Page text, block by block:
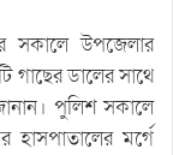
সকালে উপজেলার
ডালের সাথে
পুলিশ সকালে
মর্গে